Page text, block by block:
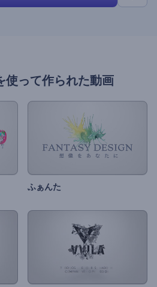
使って作られた動画
ふぁんた